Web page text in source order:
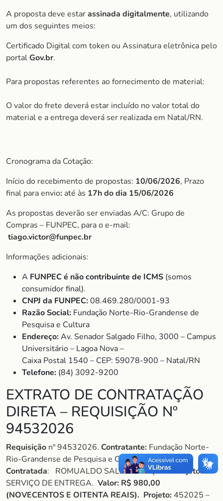
A proposta deve estarassinada digitalmente, utilizando
um dos seguintes meios:
Certificado Digital com token ou Assinatura eletrônica pelo
portalGov.br.
Para propostas referentes ao fornecimento de material:
O valor do frete deverá estar incluído no valor total do
material e a entrega deverá ser realizada em Natal/RN.
Cronograma da Cotação:
Início do recebimento de propostas: 10/06/2026, Prazo
final para envio: até às 17h do dia 15/06/2026
As propostas deverão ser enviadas A/C: Grupo de
Compras – FUNPEC, para o e-mail:
tiago.victor@funpec.br
Informações adicionais:
A FUNPEC é não contribuinte de ICMS (somos
consumidor final).
CNPJ da FUNPEC:08.469.280/0001-93
Razão Social: Fundação Norte-Rio-Grandense de
Pesquisa e Cultura
Endereço:Av. Senador Salgado Filho, 3000 – Campus
Universitário – Lagoa Nova –
Caixa Postal 1540 – CEP: 59078-900 – Natal/RN
Telefone: (84) 3092-9200
EXTRATO DE CONTRATAÇÃO
DIRETA – REQUISIÇÃO Nº
94532026
Requisição nº 94532026. Contratante: Fundação Norte-
Rio-Grandense de Pesquisa e Cultura – FUNPEC.
Contratada: ROMUALDO SALES MARQUES.Objeto:
SERVIÇO DE ENTREGA. Valor: R$ 980,00
(NOVECENTOS E OITENTA REAIS). Projeto: 452025 –